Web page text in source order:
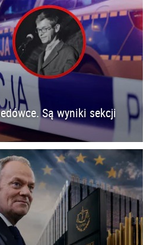
Są wyniki sekcji